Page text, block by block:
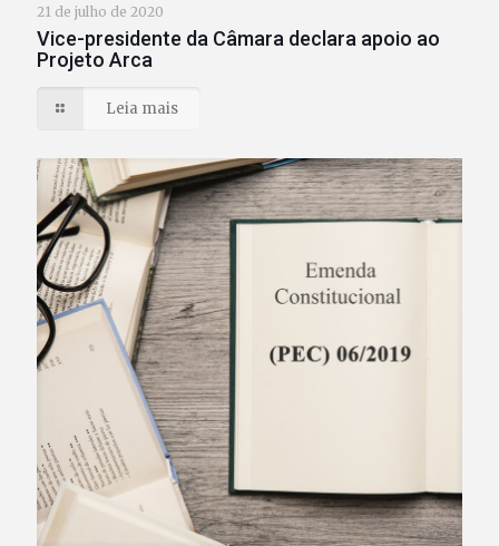
21 de julho de 2020
Vice-presidente da Câmara declara apoio ao
Projeto Arca
Leia mais